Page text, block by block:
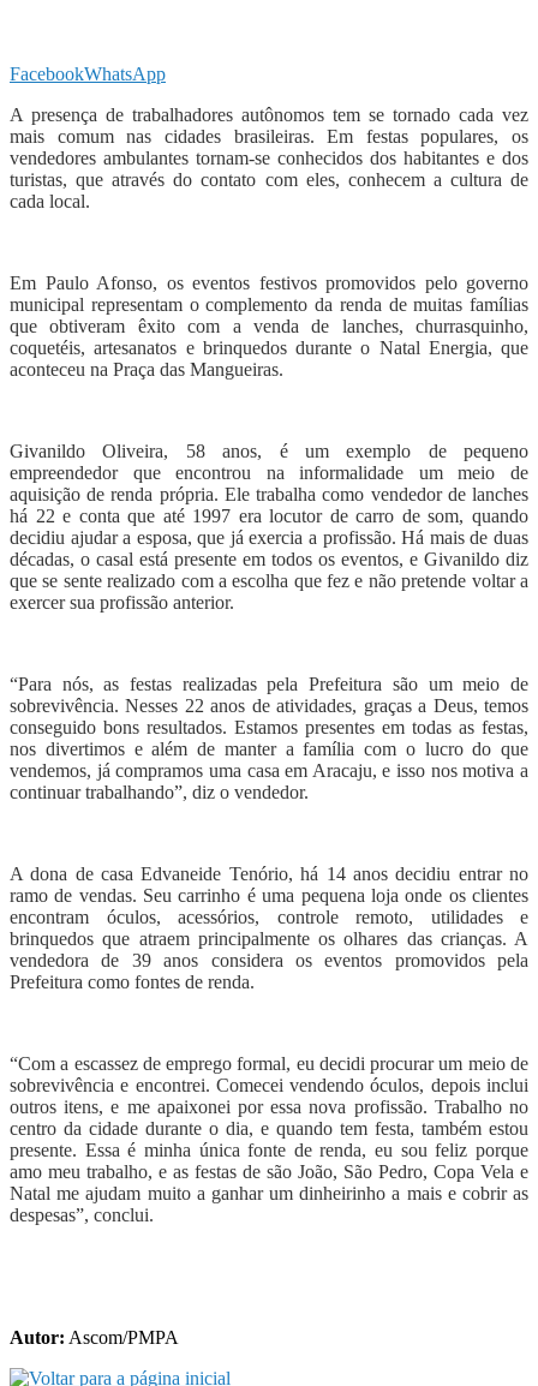
FacebookWhatsApp
A presença de trabalhadores autônomos tem se tornado cada vez
mais comum nas cidades brasileiras. Em festas populares, os
vendedores ambulantes tornam-se conhecidos dos habitantes e dos
turistas, que através do contato com eles, conhecem a cultura de
cada local.
Em Paulo Afonso, os eventos festivos promovidos pelo governo
municipal representam o complemento da renda de muitas famílias
que obtiveram êxito com a venda de lanches, churrasquinho,
coquetéis, artesanatos e brinquedos durante o Natal Energia, que
aconteceu na Praça das Mangueiras.
Givanildo Oliveira, 58 anos, é um exemplo de pequeno
empreendedor que encontrou na informalidade um meio de
aquisição de renda própria. Ele trabalha como vendedor de lanches
há 22 e conta que até 1997 era locutor de carro de som, quando
decidiu ajudar a esposa, que já exercia a profissão. Há mais de duas
décadas, o casal está presente em todos os eventos, e Givanildo diz
que se sente realizado com a escolha que fez e não pretende voltar a
exercer sua profissão anterior.
“Para nós, as festas realizadas pela Prefeitura são um meio de
sobrevivência. Nesses 22 anos de atividades, graças a Deus, temos
conseguido bons resultados. Estamos presentes em todas as festas,
nos divertimos e além de manter a família com o lucro do que
vendemos, já compramos uma casa em Aracaju, e isso nos motiva a
continuar trabalhando”, diz o vendedor.
A dona de casa Edvaneide Tenório, há 14 anos decidiu entrar no
ramo de vendas. Seu carrinho é uma pequena loja onde os clientes
encontram óculos, acessórios, controle remoto, utilidades e
brinquedos que atraem principalmente os olhares das crianças. A
vendedora de 39 anos considera os eventos promovidos pela
Prefeitura como fontes de renda.
“Com a escassez de emprego formal, eu decidi procurar um meio de
sobrevivência e encontrei. Comecei vendendo óculos, depois inclui
outros itens, e me apaixonei por essa nova profissão. Trabalho no
centro da cidade durante o dia, e quando tem festa, também estou
presente. Essa é minha única fonte de renda, eu sou feliz porque
amo meu trabalho, e as festas de são João, São Pedro, Copa Vela e
Natal me ajudam muito a ganhar um dinheirinho a mais e cobrir as
despesas”, conclui.
Autor: Ascom/PMPA